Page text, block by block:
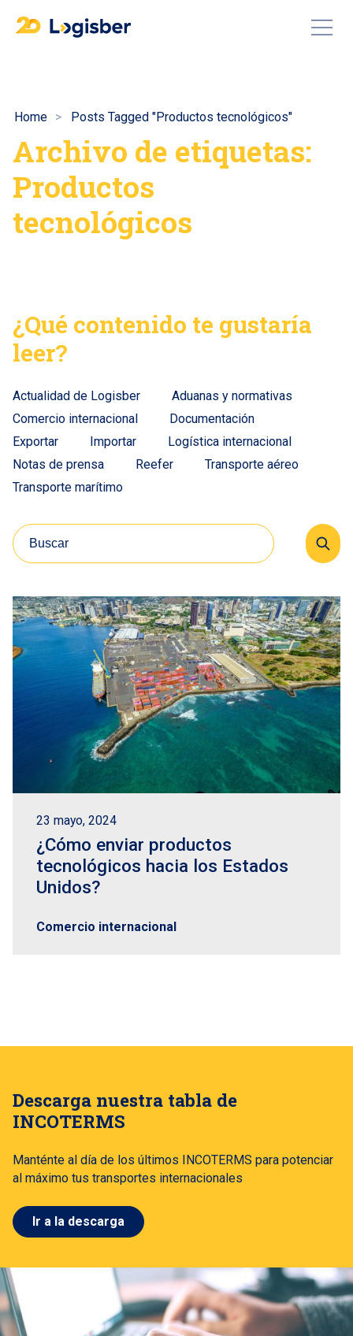
Home Posts Tagged "Productos tecnológicos"
Archivo de etiquetas:
Productos
tecnológicos
¿Qué contenido te gustaría
leer?
Actualidad de Logisber
Aduanas y normativas
Comercio internacional
Documentación
Exportar
Importar
Logística internacional
Notas de prensa
Reefer
Transporte aéreo
Transporte marítimo
23 mayo, 2024
¿Cómo enviar productos
tecnológicos hacia los Estados
Unidos?
Comercio internacional
Descarga nuestra tabla de
INCOTERMS
Manténte al día de los últimos INCOTERMS para potenciar
al máximo tus transportes internacionales
Ir a la descarga